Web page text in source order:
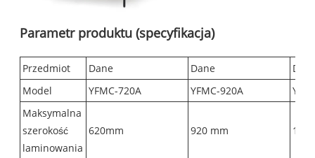
Parametr produktu (specyfikacja)
Przedmiot Dane Dane
Model
YFMC-720A YFMC-920A
Maksymalna
szerokość
laminowania
620mm 920 mm